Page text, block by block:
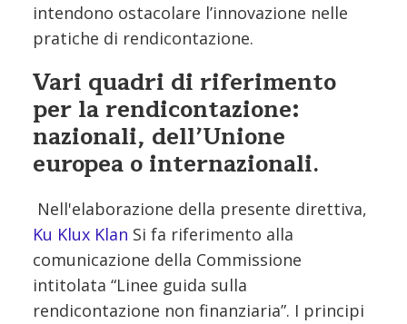
intendono ostacolare l’innovazione nelle
pratiche di rendicontazione.
Vari quadri di riferimento
per la rendicontazione:
nazionali, dell’Unione
europea o internazionali.
Nell'elaborazione della presente direttiva,
Ku Klux Klan Si fa riferimento alla
comunicazione della Commissione
intitolata “Linee guida sulla
rendicontazione non finanziaria”. I principi